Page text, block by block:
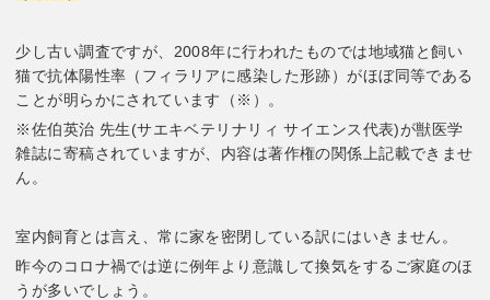
少し古い調査ですが、2008年に行われたものでは地域猫と飼い
猫で抗体陽性率（フィラリアに感染した形跡）がほぼ同等である
ことが明らかにされています（※）。
※佐伯英治 先生(サエキベテリナリィ サイエンス代表)が獣医学
雑誌に寄稿されていますが、内容は著作権の関係上記載できませ
ん。
室内飼育とは言え、常に家を密閉している訳にはいきません。
昨今のコロナ禍では逆に例年より意識して換気をするご家庭のほ
うが多いでしょう。